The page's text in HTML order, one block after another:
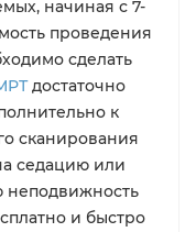
начиная с 7-
проведения
сделать
достаточно
к
сканирования
седацию или
неподвижность
и быстро